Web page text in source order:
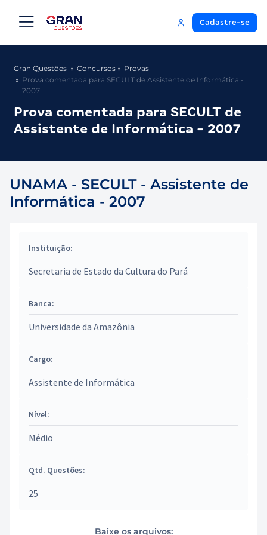
Cadastre-se
Gran Questões Concursos
Provas
Prova comentada para SECULT de Assistente de Informática -
2007
Prova comentada para SECULT de
Assistente de Informática - 2007
UNAMA - SECULT - Assistente de
Informática - 2007
Instituição:
Secretaria de Estado da Cultura do Pará
Banca:
Universidade da Amazônia
Cargo:
Assistente de Informática
Nível:
Médio
Qtd. Questões:
25
Baixe os arquivos: